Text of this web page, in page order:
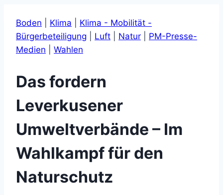
Boden Klima
Klima - Mobilität -
Bürgerbeteiligung
Luft Natur
PM-Presse-
Medien
Wahlen
Das fordern
Leverkusener
Umweltverbände – Im
Wahlkampf für den
Naturschutz